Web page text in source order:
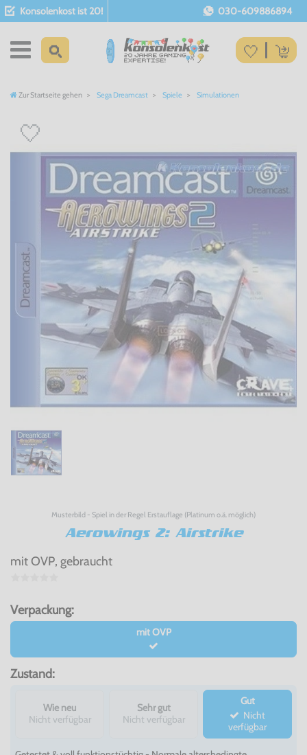
Konsolenkost ist 20! 030-609886894
Zur Startseite gehen Sega Dreamcast Spiele Simulationen
Musterbild - Spiel in der Regel Erstauflage (Platinum o.ä. möglich)
Aerowings 2: Airstrike
mit OVP, gebraucht
Verpackung:
mit OVP
Zustand:
Wie neu
Nicht verfügbar
Sehr gut
Nicht verfügbar
Gut
verfügbar